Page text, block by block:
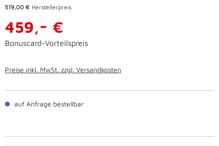
519,00 € Herstellerpreis
459,- €
Bonuscard-Vorteilspreis
Preise inkl. MwSt. zzgl. Versandkosten
auf Anfrage bestellbar